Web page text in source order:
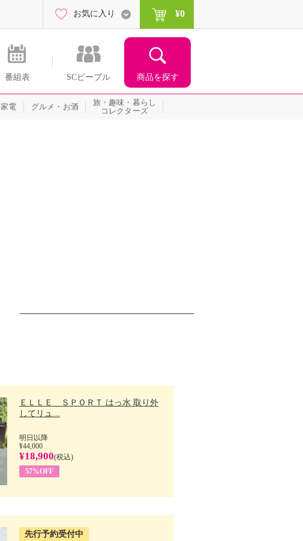
番組表 SCピープル 商品を探す
お気に入り ¥0
家電 グルメ・お酒
旅・趣味・暮らし
コレクターズ
ＥＬＬＥ ＳＰＯＲＴ はっ水 取り外
してリュ...
明日以降
¥44,000
¥18,900(税込)
57%OFF
先行予約受付中